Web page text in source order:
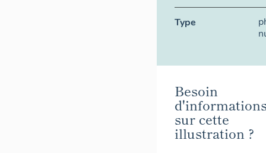
Type
Besoin
sur cette
illustration ?